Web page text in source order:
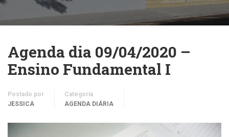
Agenda dia 09/04/2020 –
Ensino Fundamental I
Postado por
JESSICA
Categoria
AGENDA DIÁRIA